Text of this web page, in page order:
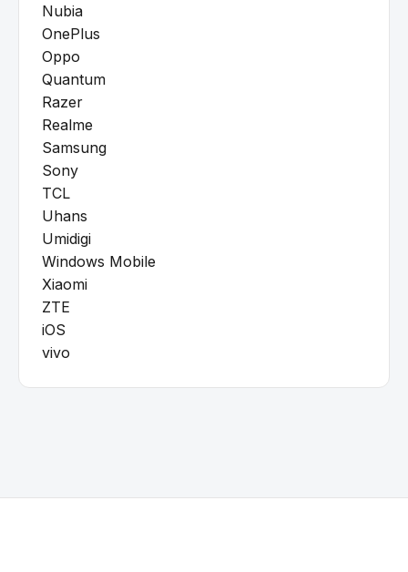
Nubia
OnePlus
Oppo
Quantum
Razer
Realme
Samsung
Sony
TCL
Uhans
Umidigi
Windows Mobile
Xiaomi
ZTE
iOS
vivo